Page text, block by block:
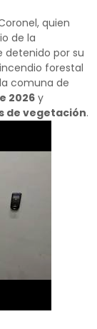
quien
de la
detenido por su
forestal
comuna de
2026y
de vegetación.